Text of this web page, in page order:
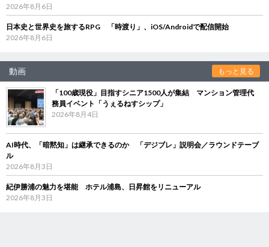
2026年8月6日
日本史と世界史を旅するRPG 「時渡り」、iOS/Androidで配信開始
2026年8月6日
動画 もっと見る
「100歳現役」目指すシニア1500人が集結 マンション管理代
務員イベント「うぇるねすシップ」
2026年8月4日
AI時代、「暗黙知」は継承できるのか 「デジブレ」説明会／ラウンドテーブ
ル
2026年8月3日
紀伊勝浦の魅力を堪能 ホテル浦島、日昇館をリニューアル
2026年8月3日